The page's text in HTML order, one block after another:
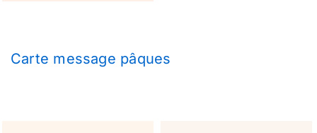
Carte message pâques